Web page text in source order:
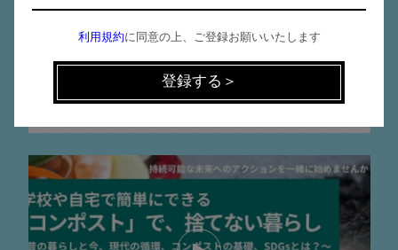
横浜市立山内小学校 校長 佐藤 正淳さん
SDGs フリースクール 公立 小学校
利用規約に同意の上、ご登録お願いいたします